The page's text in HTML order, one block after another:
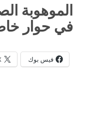
الموهوبة
في حوار
فيس بوك